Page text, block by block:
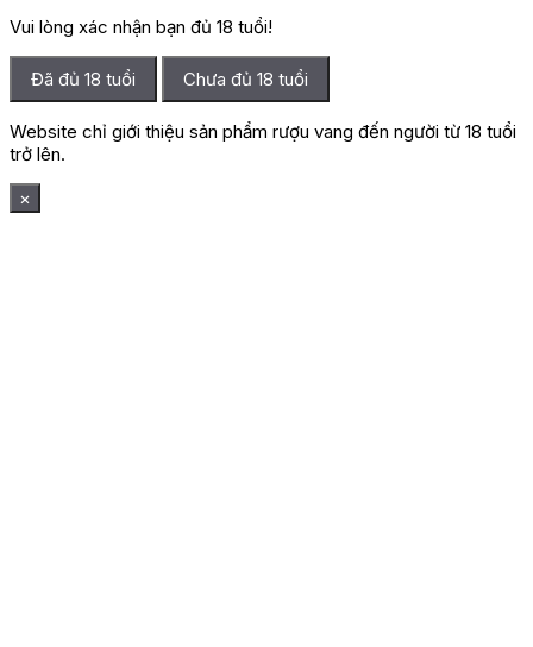
Vui lòng xác nhận bạn đủ 18 tuổi!
Đã đủ 18 tuổi Chưa đủ 18 tuổi
Website chỉ giới thiệu sản phẩm rượu vang đến người từ 18 tuổi
trở lên.
×